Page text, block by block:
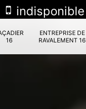
indisponible
16
ENTREPRISE DE
RAVALEMENT 16